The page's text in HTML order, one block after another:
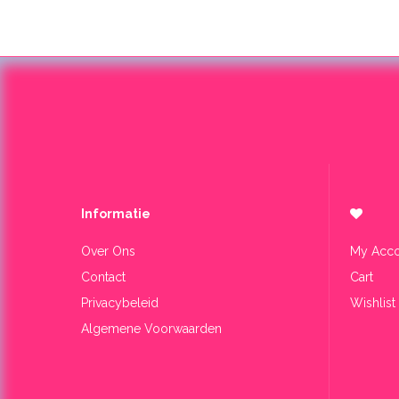
Informa​tie
Over Ons
Contact
Privacybeleid
Algemene Voorwaarden
My
Cart
Wishlist